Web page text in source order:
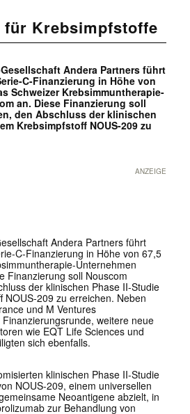
für Krebsimpfstoffe
Andera Partners führt
C-Finanzierung in Höhe von
Schweizer Krebsimmuntherapie-
an. Diese Finanzierung soll
den Abschluss der klinischen
Krebsimpfstoff NOUS-209 zu
ANZEIGE
Andera Partners führt
C-Finanzierung in Höhe von 67,5
Unternehmen
Finanzierung soll Nouscom
der klinischen Phase II-Studie
NOUS-209 zu erreichen. Neben
und M Ventures
weitere neue
wie EQT Life Sciences und
sich ebenfalls.
klinischen Phase II-Studie
NOUS-209, einem universellen
Neoantigene abzielt, in
zur Behandlung von